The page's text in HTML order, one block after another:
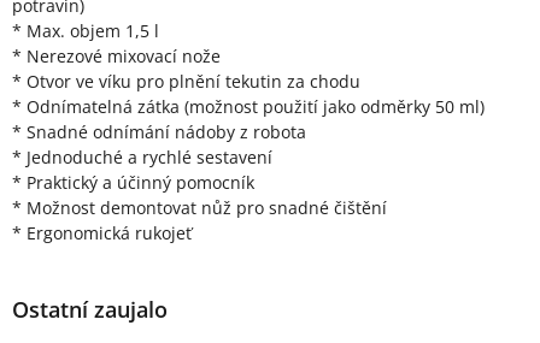
potravin)
* Max. objem 1,5 l
* Nerezové mixovací nože
* Otvor ve víku pro plnění tekutin za chodu
* Odnímatelná zátka (možnost použití jako odměrky 50 ml)
* Snadné odnímání nádoby z robota
* Jednoduché a rychlé sestavení
* Praktický a účinný pomocník
* Možnost demontovat nůž pro snadné čištění
* Ergonomická rukojeť
Ostatní zaujalo